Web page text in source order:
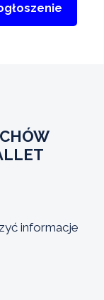
informacje